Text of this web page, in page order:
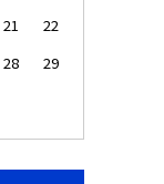
21
22
28
29